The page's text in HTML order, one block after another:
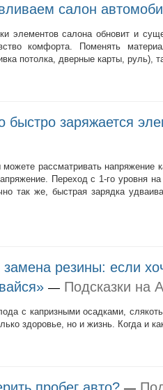
салон
элементов салона обновит и
комфорта. Поменять
потолка, дверные карты, руль),
быстро заряжается
можете рассматривать напряжение
Переход с 1-го уровня
так же, быстрая зарядка
замена резины: если
— Подсказки на
с капризными осадками,
здоровье, но и жизнь. Когда и